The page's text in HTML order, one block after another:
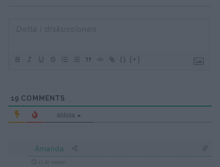
{} [+]
19 COMMENTS
äldsta
Amanda
11 år sedan